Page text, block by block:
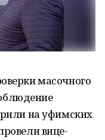
масочного
на уфимских
вице-